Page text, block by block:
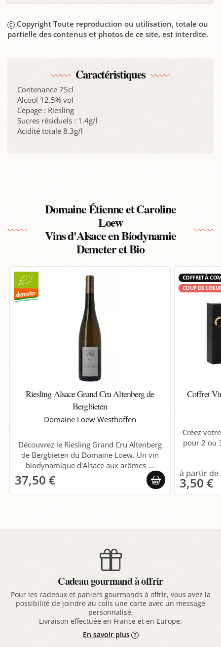
Copyright Toute reproduction ou utilisation, totale ou
partielle des contenus et photos de ce site, est interdite.
Caractéristiques
Contenance 75cl
Alcool 12.5% vol
Cépage : Riesling
Sucres résiduels : 1.4g/l
Acidité totale 8.3g/l
Domaine Étienne et Caroline
Loew
Vins d'Alsace en Biodynamie
Demeter et Bio
Riesling Alsace Grand Cru Altenberg de
Bergbieten
Domaine Loew Westhoffen
Découvrez le Riesling Grand Cru Altenberg
de Bergbieten du Domaine Loew. Un vin
biodynamique d'Alsace aux arômes ...
37,50 €
COFFRET À
COUP DE
Coffret
Créez
pour 2 ou
3,50 €
Cadeau gourmand à offrir
Pour les cadeaux et paniers gourmands à offrir, vous avez la
possibilité de joindre au colis une carte avec un message
personnalisé.
Livraison effectuée en France et en Europe.
En savoir plus